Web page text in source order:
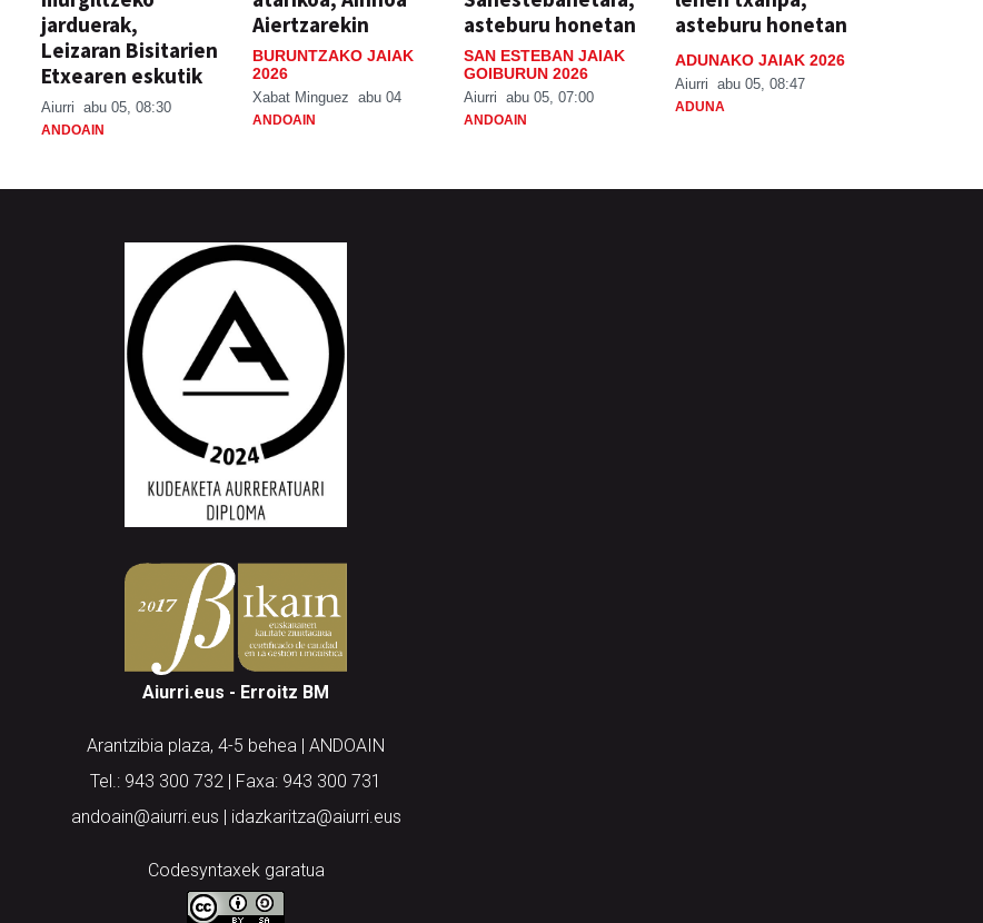
jarduerak,
Leizaran Bisitarien
Etxearen eskutik
Aiurri abu 05, 08:30
ANDOAIN
Aiertzarekin
BURUNTZAKO JAIAK
2026
Xabat Minguez abu 04
ANDOAIN
asteburu honetan
SAN ESTEBAN JAIAK
GOIBURUN 2026
Aiurri abu 05, 07:00
ANDOAIN
asteburu honetan
ADUNAKO JAIAK 2026
Aiurri abu 05, 08:47
ADUNA
Aiurri.eus - Erroitz BM
Arantzibia plaza, 4-5 behea | ANDOAIN
Tel.: 943 300 732 | Faxa: 943 300 731
andoain@aiurri.eus | idazkaritza@aiurri.eus
Codesyntaxek garatua